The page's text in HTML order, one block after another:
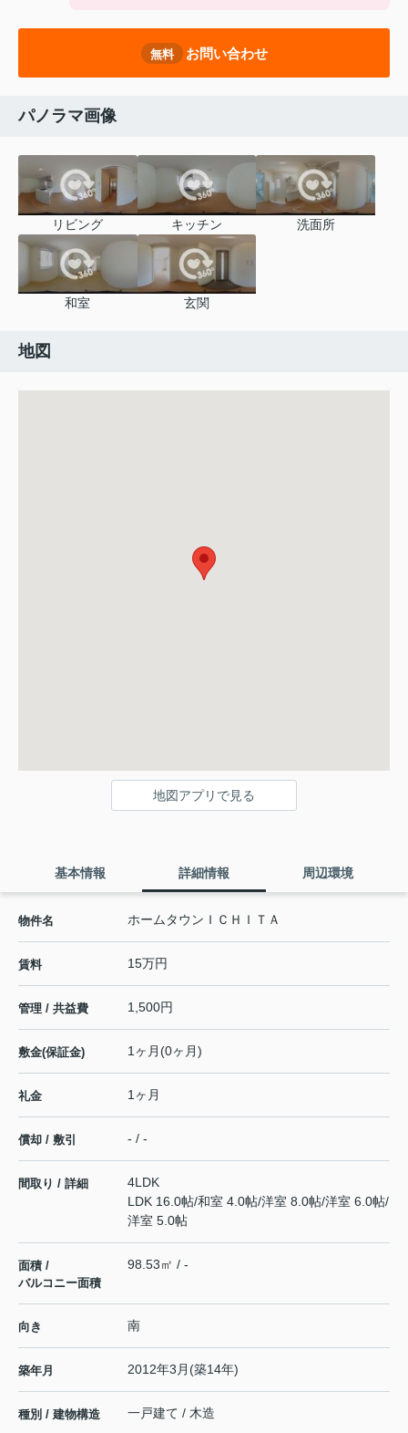
無料 お問い合わせ
パノラマ画像
リビング キッチン 洗面所
和室 玄関
地図
地図アプリで見る
基本情報 詳細情報 周辺環境
物件名 ホームタウンＩＣＨＩＴＡ
賃料 15万円
管理 / 共益費 1,500円
敷金(保証金) 1ヶ月(0ヶ月)
礼金 1ヶ月
償却 / 敷引 - / -
間取り / 詳細
4LDK
LDK 16.0帖/和室 4.0帖/洋室 8.0帖/洋室 6.0帖/
洋室 5.0帖
面積 /
バルコニー面積
98.53㎡ / -
向き 南
築年月 2012年3月(築14年)
種別 / 建物構造 一戸建て / 木造